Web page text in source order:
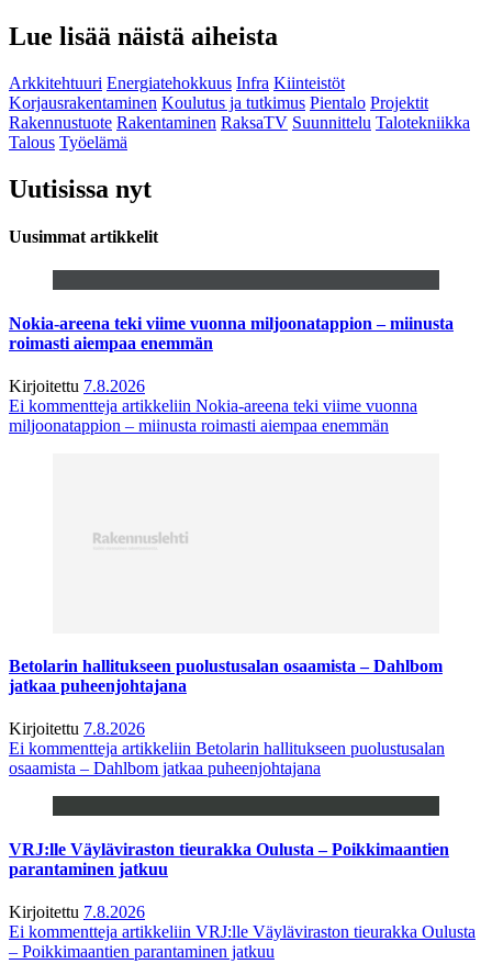
Lue lisää näistä aiheista
Arkkitehtuuri Energiatehokkuus Infra Kiinteistöt
Korjausrakentaminen Koulutus ja tutkimus Pientalo Projektit
Rakennustuote Rakentaminen RaksaTV Suunnittelu Talotekniikka
Talous Työelämä
Uutisissa nyt
Uusimmat artikkelit
Nokia-areena teki viime vuonna miljoonatappion – miinusta
roimasti aiempaa enemmän
Kirjoitettu 7.8.2026
Ei kommentteja artikkeliin Nokia-areena teki viime vuonna
miljoonatappion – miinusta roimasti aiempaa enemmän
Betolarin hallitukseen puolustusalan osaamista – Dahlbom
jatkaa puheenjohtajana
Kirjoitettu 7.8.2026
Ei kommentteja artikkeliin Betolarin hallitukseen puolustusalan
osaamista – Dahlbom jatkaa puheenjohtajana
VRJ:lle Väyläviraston tieurakka Oulusta – Poikkimaantien
parantaminen jatkuu
Kirjoitettu 7.8.2026
Ei kommentteja artikkeliin VRJ:lle Väyläviraston tieurakka Oulusta
– Poikkimaantien parantaminen jatkuu